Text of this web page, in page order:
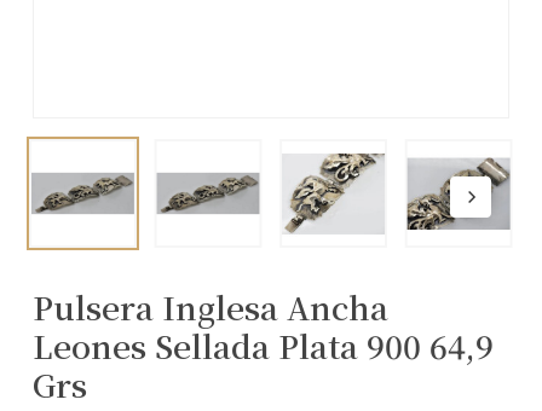
Pulsera Inglesa Ancha
Leones Sellada Plata 900 64,9
Grs